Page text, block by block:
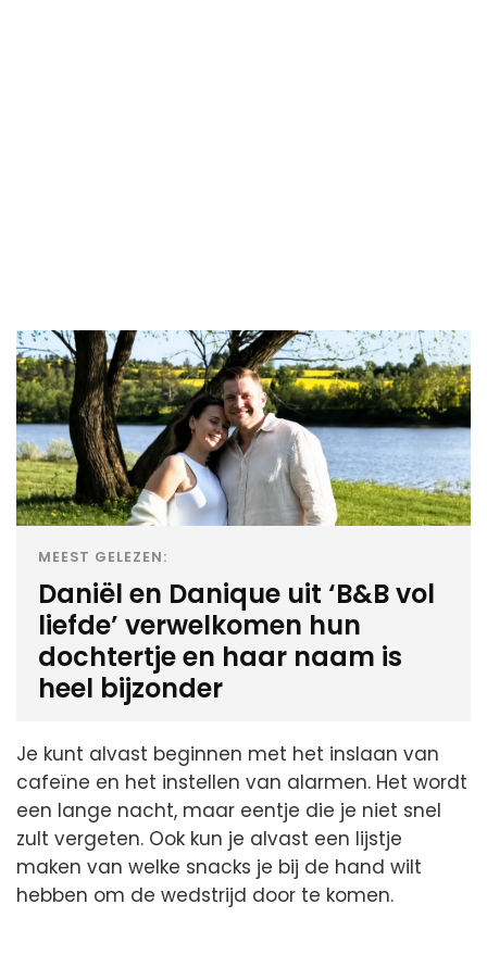
MEEST GELEZEN:
Daniël en Danique uit ‘B&B vol
liefde’ verwelkomen hun
dochtertje en haar naam is
heel bijzonder
Je kunt alvast beginnen met het inslaan van
cafeïne en het instellen van alarmen. Het wordt
een lange nacht, maar eentje die je niet snel
zult vergeten. Ook kun je alvast een lijstje
maken van welke snacks je bij de hand wilt
hebben om de wedstrijd door te komen.